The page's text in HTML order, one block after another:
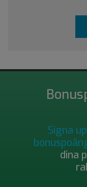
Signa
dina